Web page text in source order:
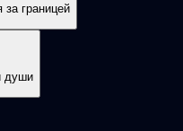
границей
души